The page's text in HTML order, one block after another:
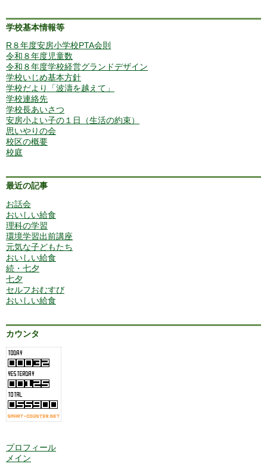
学校基本情報等
R８年度安房小学校PTA会則
令和８年度児童数
令和８年度学校経営グランドデザイン
学校いじめ基本方針
学校だより「波濤を越えて」
学校連絡先
学校長あいさつ
安房小よい子の１日（生活の約束）
思いやりの会
校区の概要
校庭
最近の記事
お話会
おいしい給食
理科の学習
環境学習出前講座
元気な子どもたち
おいしい給食
続・七夕
七夕
セルフおむすび
おいしい給食
カウンタ
プロフィール
メイン